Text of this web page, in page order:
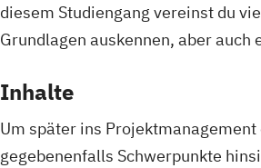
diesem Studiengang vereinst du
Grundlagen auskennen, aber
Inhalte
Um später ins
gegebenenfalls Schwerpunkte